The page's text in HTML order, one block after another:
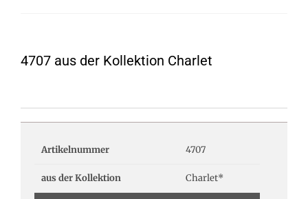
4707 aus der Kollektion Charlet
Artikelnummer 4707
aus der Kollektion Charlet*